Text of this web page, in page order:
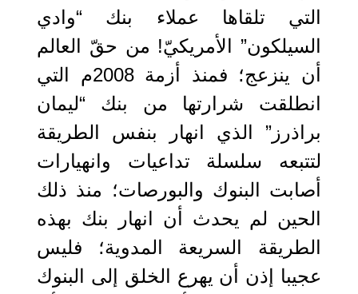
التي تلقاها عملاء بنك “وادي
السيلكون” الأمريكيّ! من حقّ العالم
أن ينزعج؛ فمنذ أزمة 2008م التي
انطلقت شرارتها من بنك “ليمان
براذرز” الذي انهار بنفس الطريقة
لتتبعه سلسلة تداعيات وانهيارات
أصابت البنوك والبورصات؛ منذ ذلك
الحين لم يحدث أن انهار بنك بهذه
الطريقة السريعة المدوية؛ فليس
عجيبا إذن أن يهرع الخلق إلى البنوك